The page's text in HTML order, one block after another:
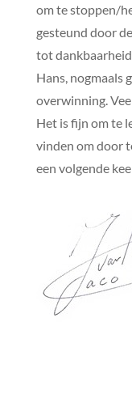
om te stoppen/
gesteund door
tot
Hans, nogmaals
overwinning.
Het is fijn om te
vinden om door
een volgende